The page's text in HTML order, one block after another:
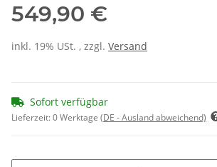
549,90 €
inkl. 19% USt. , zzgl. Versand
Sofort verfügbar
Lieferzeit:0 Werktage (DE - Ausland abweichend)